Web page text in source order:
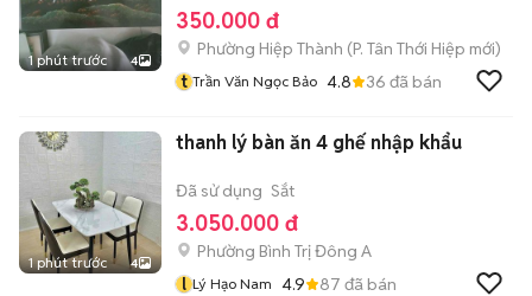
1 phút trước 4
350.000 đ
Phường Hiệp Thành (P. Tân Thới Hiệp mới)
t Trần Văn Ngọc Bảo 4.8 36 đã bán
1 phút trước 4
thanh lý bàn ăn 4 ghế nhập khẩu
Đã sử dụng Sắt
3.050.000 đ
Phường Bình Trị Đông A
l Lý Hạo Nam 4.9 87 đã bán